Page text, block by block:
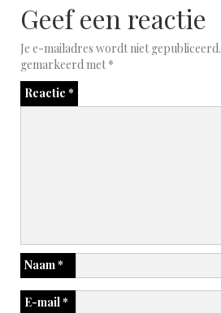
Geef een reactie
Je e-mailadres wordt niet gepubliceerd.
gemarkeerd met*
Reactie *
Naam*
E-mail*